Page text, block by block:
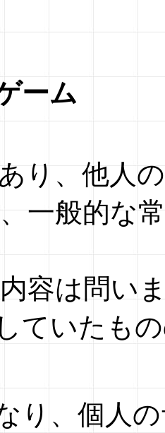
ーム
り、他人
一般的な
容は問い
ていたも
り、個人